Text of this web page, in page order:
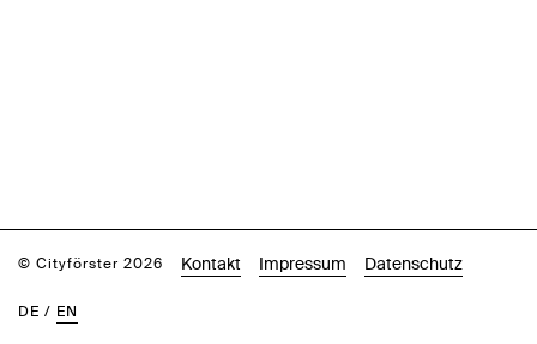
© Cityförster 2026 Kontakt Impressum Datenschutz
DE / EN